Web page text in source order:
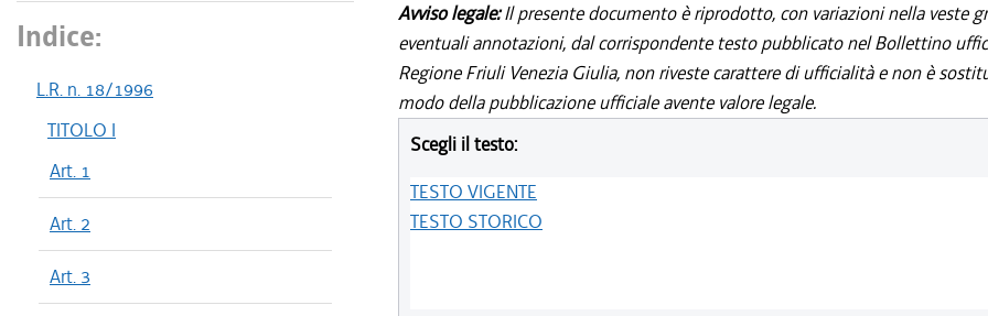
Indice:
L.R. n. 18/1996
TITOLO I
Art. 1
Art. 2
Art. 3
Avviso legale:Il presente documento è riprodotto, con variazioni nella veste
eventuali annotazioni, dal corrispondente testo pubblicato nel Bollettino
Regione Friuli Venezia Giulia, non riveste carattere di ufficialità e non è
modo della pubblicazione ufficiale avente valore legale.
Scegli il testo:
TESTO VIGENTE
TESTO STORICO